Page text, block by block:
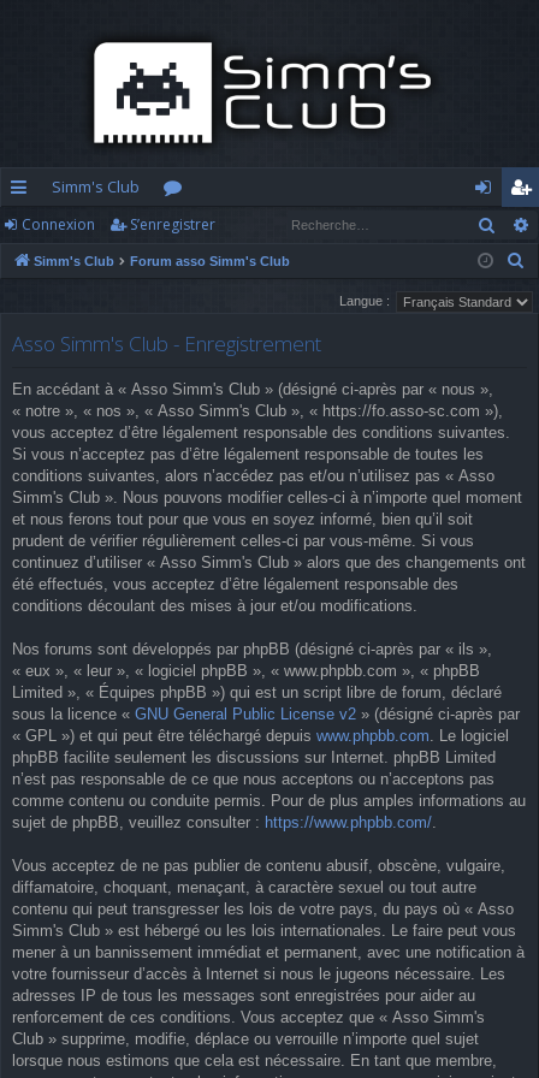
cc
ès
pi
d
e
Simm's Club
or
u
s
o
n
n
io
n
’e
nr
eg
Connexion S’enregistrer
Simm's Club Forum asso Simm's Club
c
Langue :
Asso Simm's Club - Enregistrement
En accédant à « Asso Simm's Club » (désigné ci-après par « nous »,
« notre », « nos », « Asso Simm's Club », « https://fo.asso-sc.com »),
vous acceptez d’être légalement responsable des conditions suivantes.
Si vous n’acceptez pas d’être légalement responsable de toutes les
conditions suivantes, alors n’accédez pas et/ou n’utilisez pas « Asso
Simm's Club ». Nous pouvons modifier celles-ci à n’importe quel moment
et nous ferons tout pour que vous en soyez informé, bien qu’il soit
prudent de vérifier régulièrement celles-ci par vous-même. Si vous
continuez d’utiliser « Asso Simm's Club » alors que des changements ont
été effectués, vous acceptez d’être légalement responsable des
conditions découlant des mises à jour et/ou modifications.
Nos forums sont développés par phpBB (désigné ci-après par « ils »,
« eux », « leur », « logiciel phpBB », « www.phpbb.com », « phpBB
Limited », « Équipes phpBB ») qui est un script libre de forum, déclaré
sous la licence « GNU General Public License v2 » (désigné ci-après par
« GPL ») et qui peut être téléchargé depuis www.phpbb.com . Le logiciel
phpBB facilite seulement les discussions sur Internet. phpBB Limited
n’est pas responsable de ce que nous acceptons ou n’acceptons pas
comme contenu ou conduite permis. Pour de plus amples informations au
sujet de phpBB, veuillez consulter : https://www.phpbb.com/
Vous acceptez de ne pas publier de contenu abusif, obscène, vulgaire,
diffamatoire, choquant, menaçant, à caractère sexuel ou tout autre
contenu qui peut transgresser les lois de votre pays, du pays où « Asso
Simm's Club » est hébergé ou les lois internationales. Le faire peut vous
mener à un bannissement immédiat et permanent, avec une notification à
votre fournisseur d’accès à Internet si nous le jugeons nécessaire. Les
adresses IP de tous les messages sont enregistrées pour aider au
renforcement de ces conditions. Vous acceptez que « Asso Simm's
Club » supprime, modifie, déplace ou verrouille n’importe quel sujet
lorsque nous estimons que cela est nécessaire. En tant que membre,